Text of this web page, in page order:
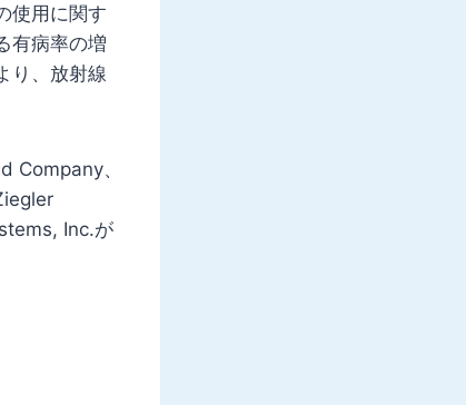
使用に関す
有病率の増
り、放射線
Company、
Inc.が